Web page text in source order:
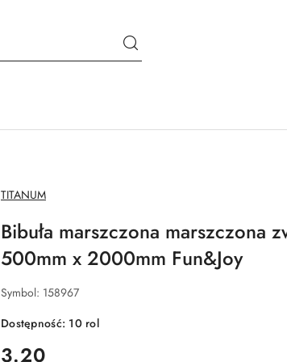
NAZWA
PRODUCENTA:
TITANUM
Bibuła marszczona marszczona
500mm x 2000mm Fun&Joy
Symbol: 158967
Dostępność: 10 rol
cena:
3.20